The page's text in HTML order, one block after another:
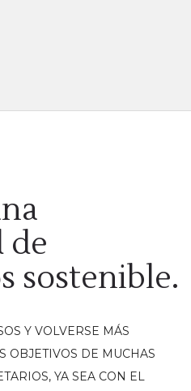
de
sostenible.
Y VOLVERSE MÁS
OBJETIVOS DE MUCHAS
YA SEA CON EL